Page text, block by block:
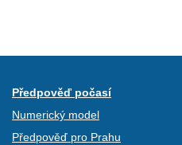
Předpověď počasí
Numerický model
Předpověď pro Prahu